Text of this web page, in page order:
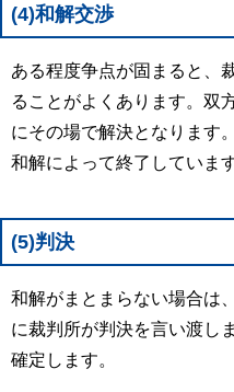
(4)和解交渉
ある程度争点が固まると、
ることがよくあります。双
にその場で解決となります
和解によって終了しています
(5)判決
和解がまとまらない場合は
に裁判所が判決を言い渡し
確定します。